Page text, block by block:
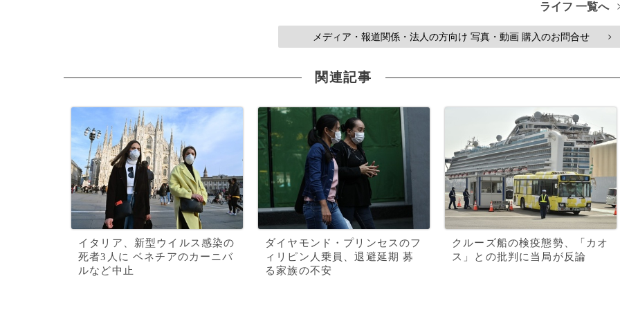
ライフ 一覧へ
メディア・報道関係・法人の方向け 写真・動画 購入のお問合せ >
関連記事
イタリア、新型ウイルス感染の
死者3人に ベネチアのカーニバ
ルなど中止
ダイヤモンド・プリンセスのフ
ィリピン人乗員、退避延期 募
る家族の不安
クルーズ船の検疫態勢、「カオ
ス」との批判に当局が反論